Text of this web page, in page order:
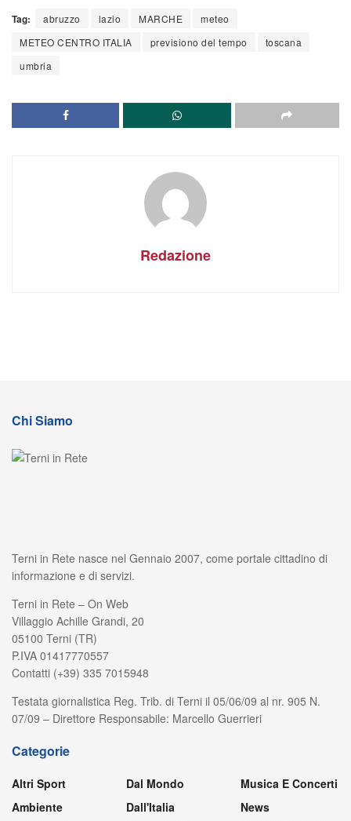
Tag: abruzzo lazio MARCHE
meteo
METEO CENTRO ITALIA
previsiono del tempo
toscana
umbria
Redazione
Chi Siamo
Terni in Rete nasce nel Gennaio 2007, come portale cittadino di
informazione e di servizi.
Terni in Rete – On Web
Villaggio Achille Grandi, 20
05100 Terni (TR)
P.IVA 01417770557
Contatti (+39) 335 7015948
Testata giornalistica Reg. Trib. di Terni il 05/06/09 al nr. 905 N.
07/09 – Direttore Responsabile: Marcello Guerrieri
Categorie
Altri Sport
Ambiente
Dal Mondo
Dall'Italia
Musica E Concerti
News